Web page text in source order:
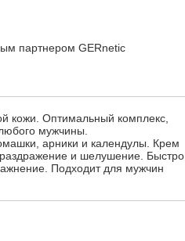
партнером GERnetic
кожи. Оптимальный комплекс,
мужчины.
арники и календулы. Крем
раздражение и шелушение. Быстро
Подходит для мужчин